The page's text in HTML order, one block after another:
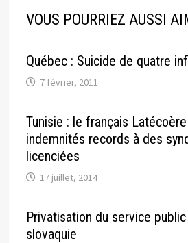
VOUS POURRIEZ AUSSI
Québec : Suicide de quatre
7 février, 2011
Tunisie : le français
indemnités records à des
licenciées
17 juillet, 2014
Privatisation du service
slovaquie